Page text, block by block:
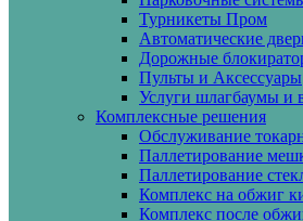
Турникеты Пром
Автоматические
Дорожные
Пульты и Аксессуары
Услуги шлагбаумы и
Комплексные решения
Обслуживание
Паллетирование
Паллетирование
Комплекс на обжиг
Комплекс после